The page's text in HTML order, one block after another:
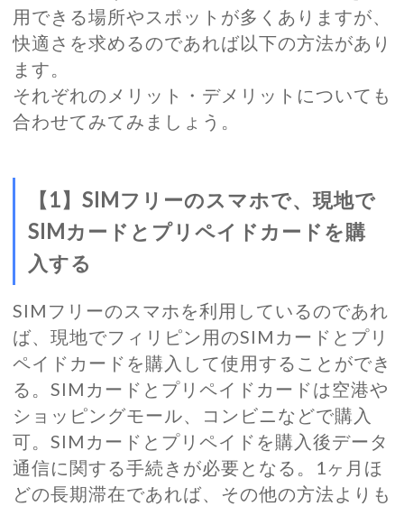
用できる場所やスポットが多くありますが、
快適さを求めるのであれば以下の方法があり
ます。
それぞれのメリット・デメリットについても
合わせてみてみましょう。
【1】SIMフリーのスマホで、現地で
SIMカードとプリペイドカードを購
入する
SIMフリーのスマホを利用しているのであれ
ば、現地でフィリピン用のSIMカードとプリ
ペイドカードを購入して使用することができ
る。SIMカードとプリペイドカードは空港や
ショッピングモール、コンビニなどで購入
可。SIMカードとプリペイドを購入後データ
通信に関する手続きが必要となる。1ヶ月ほ
どの長期滞在であれば、その他の方法よりも